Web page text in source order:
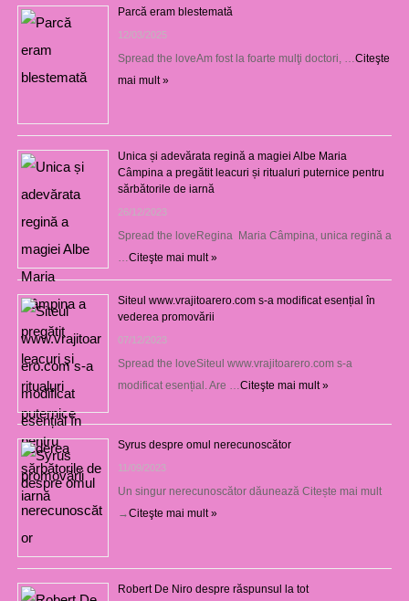
Parcă eram blestemată
12/03/2025
Spread the loveAm fost la foarte mulţi doctori, …Citeşte
mai mult »
Unica și adevărata regină a magiei Albe Maria
Câmpina a pregătit leacuri și ritualuri puternice pentru
sărbătorile de iarnă
26/12/2023
Spread the loveRegina Maria Câmpina, unica regină a
…Citeşte mai mult »
Siteul www.vrajitoarero.com s-a modificat esențial în
vederea promovării
07/12/2023
Spread the loveSiteul www.vrajitoarero.com s-a
modificat esențial. Are …Citeşte mai mult »
Syrus despre omul nerecunoscător
11/09/2023
Un singur nerecunoscător dăunează Citește mai mult
→Citeşte mai mult »
Robert De Niro despre răspunsul la tot